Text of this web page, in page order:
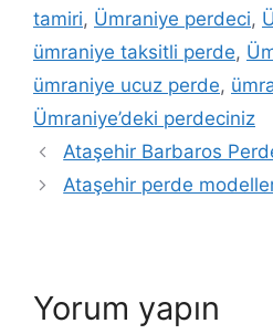
tamiri, Ümraniye perdeci,
ümraniye taksitli perde,
ümraniye ucuz perde,
Ümraniye’deki perdeciniz
Ataşehir Barbaros
Ataşehir perde
Yorum yapın